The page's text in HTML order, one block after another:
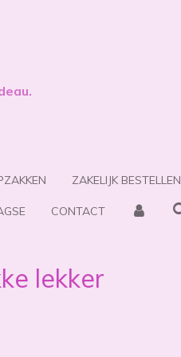
ZAKELIJK BESTELLEN
CONTACT
lekker